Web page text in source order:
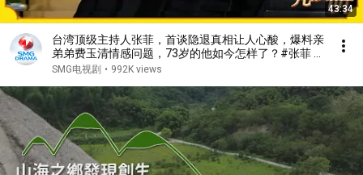
43:34
台湾顶级主持人张菲，首谈隐退真相让人心酸，爆料亲
弟弟费玉清情感问题，73岁的他如今怎样了？#张菲 #
费玉清 #可凡倾听 FULL
SMG电视剧 • 992K views